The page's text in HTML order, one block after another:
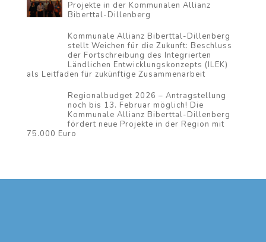
Projekte in der Kommunalen Allianz
Biberttal-Dillenberg
Kommunale Allianz Biberttal-Dillenberg
stellt Weichen für die Zukunft: Beschluss
der Fortschreibung des Integrierten
Ländlichen Entwicklungskonzepts (ILEK)
als Leitfaden für zukünftige Zusammenarbeit
Regionalbudget 2026 – Antragstellung
noch bis 13. Februar möglich! Die
Kommunale Allianz Biberttal-Dillenberg
fördert neue Projekte in der Region mit
75.000 Euro